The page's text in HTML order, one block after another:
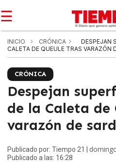
☰
INICIO CRÓNICA
DESPEJAN
CALETA DE QUEULE TRAS VARAZÓN
CRÓNICA
Despejan
de la Caleta de
varazón de
Publicado por: Tiempo 21 |
Publicado a las: 16:28